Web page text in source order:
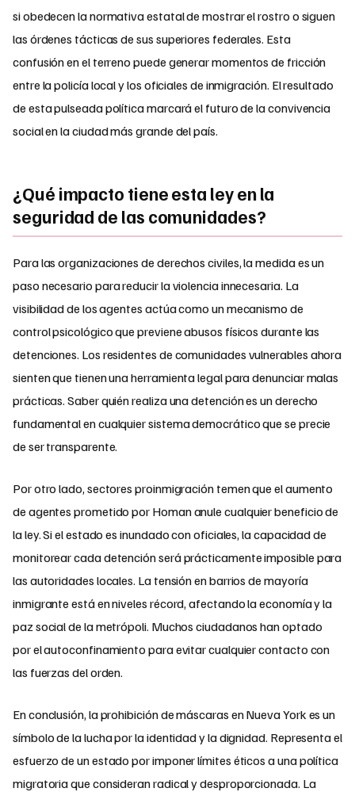
si obedecen la normativa estatal de mostrar el rostro o siguen
las órdenes tácticas de sus superiores federales. Esta
confusión en el terreno puede generar momentos de fricción
entre la policía local y los oficiales de inmigración. El resultado
de esta pulseada política marcará el futuro de la convivencia
social en la ciudad más grande del país.
¿Qué impacto tiene esta ley en la
seguridad de las comunidades?
Para las organizaciones de derechos civiles, la medida es un
paso necesario para reducir la violencia innecesaria. La
visibilidad de los agentes actúa como un mecanismo de
control psicológico que previene abusos físicos durante las
detenciones. Los residentes de comunidades vulnerables ahora
sienten que tienen una herramienta legal para denunciar malas
prácticas. Saber quién realiza una detención es un derecho
fundamental en cualquier sistema democrático que se precie
de ser transparente.
Por otro lado, sectores proinmigración temen que el aumento
de agentes prometido por Homan anule cualquier beneficio de
la ley. Si el estado es inundado con oficiales, la capacidad de
monitorear cada detención será prácticamente imposible para
las autoridades locales. La tensión en barrios de mayoría
inmigrante está en niveles récord, afectando la economía y la
paz social de la metrópoli. Muchos ciudadanos han optado
por el autoconfinamiento para evitar cualquier contacto con
las fuerzas del orden.
En conclusión, la prohibición de máscaras en Nueva York es un
símbolo de la lucha por la identidad y la dignidad. Representa el
esfuerzo de un estado por imponer límites éticos a una política
migratoria que consideran radical y desproporcionada. La